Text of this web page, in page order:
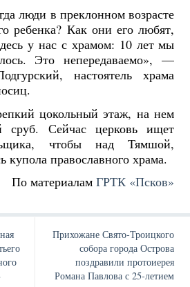
люди в преклонном возрасте
ребенка? Как они его любят,
у нас с храмом: 10 лет мы
Это непередаваемо», —
настоятель храма
цокольный этаж, на нем
сруб. Сейчас церковь ищет
чтобы над Тямшой,
купола православного храма.
По материаламГРТК «Псков»
Прихожане Свято-Троицкого
собора города Острова
поздравили протоиерея
Романа Павлова с 25-летием